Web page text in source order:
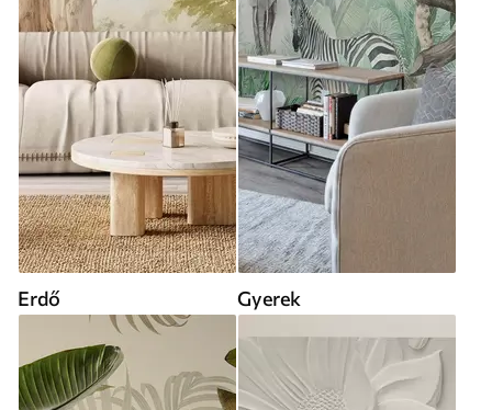
Erdő Gyerek